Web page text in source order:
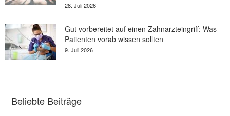
28. Juli 2026
Gut vorbereitet auf einen Zahnarzteingriff: Was
Patienten vorab wissen sollten
9. Juli 2026
Beliebte Beiträge